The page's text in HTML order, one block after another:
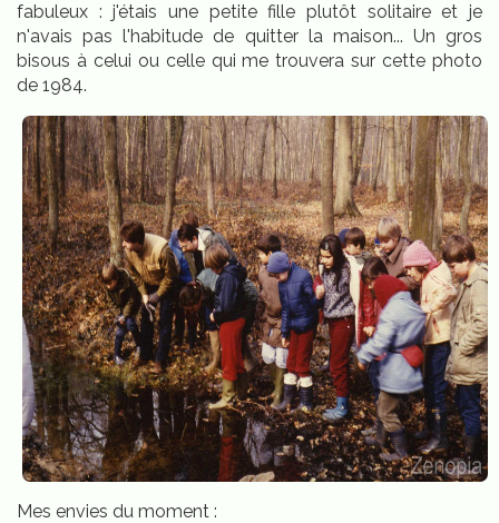
fabuleux : j'étais une petite fille plutôt solitaire et je
n'avais pas l'habitude de quitter la maison... Un gros
bisous à celui ou celle qui me trouvera sur cette photo
de 1984.
Mes envies du moment :